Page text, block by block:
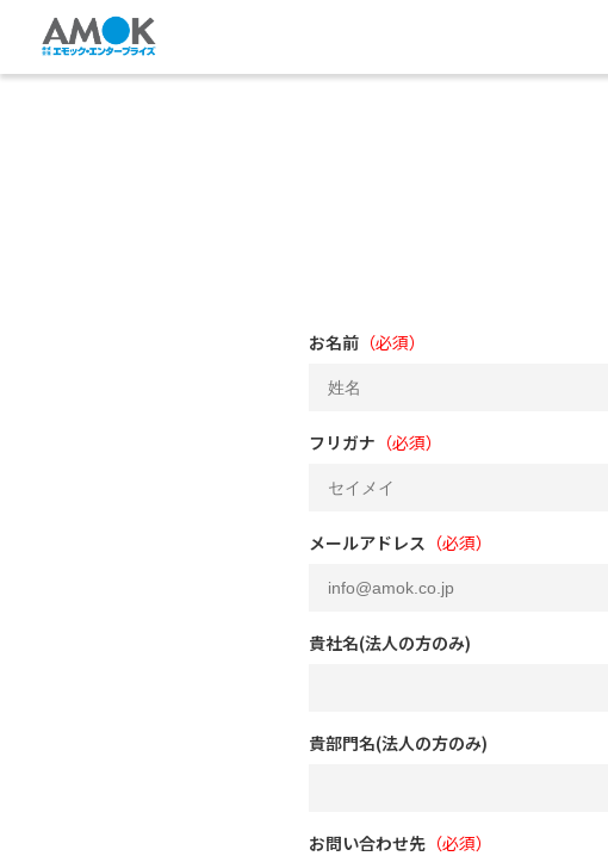
お名前 （必須）
フリガナ （必須）
メールアドレス （必須）
貴社名(法人の方のみ)
貴部門名(法人の方のみ)
お問い合わせ先 （必須）